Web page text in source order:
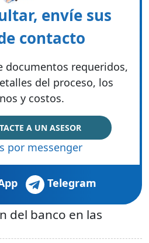
envíe sus
contacto
documentos requeridos,
del proceso, los
y costos.
A UN ASESOR
por messenger
Telegram
del banco en las